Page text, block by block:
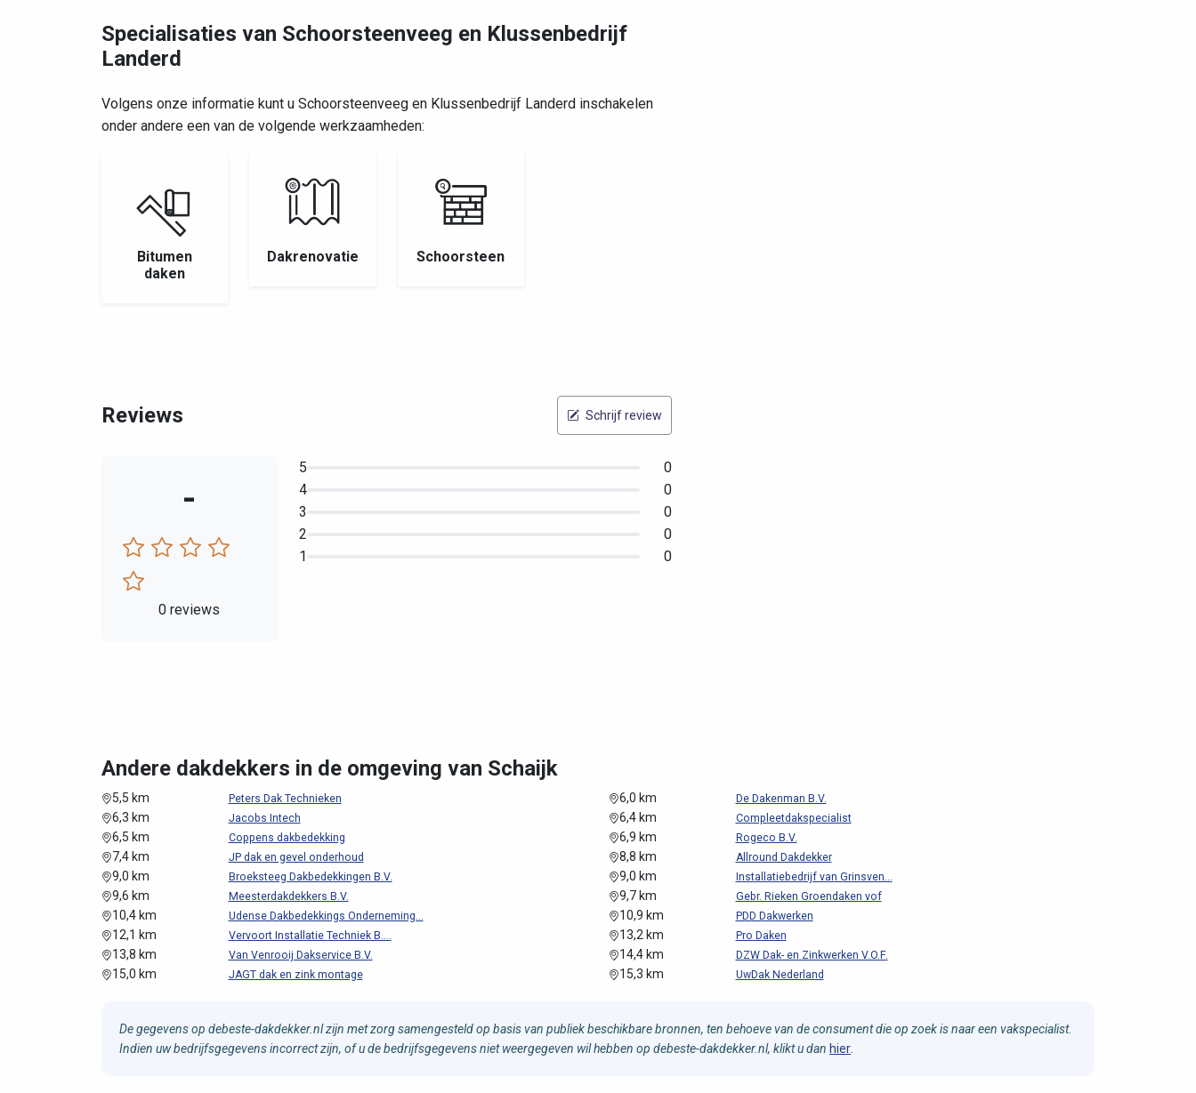
Specialisaties van Schoorsteenveeg en Klussenbedrijf
Landerd
Volgens onze informatie kunt u Schoorsteenveeg en Klussenbedrijf Landerd inschakelen
onder andere een van de volgende werkzaamheden:
Bitumen
daken
Dakrenovatie Schoorsteen
Reviews Schrijf review
-
0 reviews
5
0
4
0
3
0
2
0
1
0
Andere dakdekkers in de omgeving van Schaijk
5,5 km Peters Dak Technieken 6,0 km De Dakenman B.V.
6,3 km Jacobs Intech 6,4 km Compleetdakspecialist
6,5 km Coppens dakbedekking 6,9 km Rogeco B.V.
7,4 km JP dak en gevel onderhoud 8,8 km Allround Dakdekker
9,0 km Broeksteeg Dakbedekkingen B.V. 9,0 km Installatiebedrijf van Grinsven...
9,6 km Meesterdakdekkers B.V. 9,7 km Gebr. Rieken Groendaken vof
10,4 km Udense Dakbedekkings Onderneming... 10,9 km PDD Dakwerken
12,1 km Vervoort Installatie Techniek B.... 13,2 km Pro Daken
13,8 km Van Venrooij Dakservice B.V. 14,4 km DZW Dak- en Zinkwerken V.O.F.
15,0 km JAGT dak en zink montage 15,3 km UwDak Nederland
De gegevens op debeste-dakdekker.nl zijn met zorg samengesteld op basis van publiek beschikbare bronnen, ten behoeve van de consument die op zoek is naar een vakspecialist.
Indien uw bedrijfsgegevens incorrect zijn, of u de bedrijfsgegevens niet weergegeven wil hebben op debeste-dakdekker.nl, klikt u dan hier